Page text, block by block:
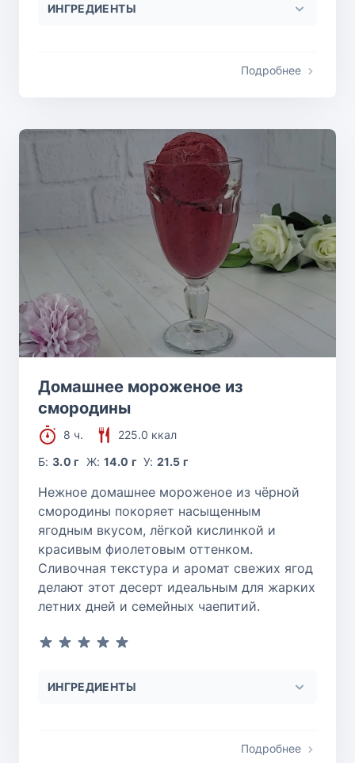
ИНГРЕДИЕНТЫ
Подробнее
Домашнее мороженое из
смородины
8 ч.
225.0 ккал
Б:3.0 г Ж: 14.0 г У:21.5 г
Нежное домашнее мороженое из чёрной
смородины покоряет насыщенным
ягодным вкусом, лёгкой кислинкой и
красивым фиолетовым оттенком.
Сливочная текстура и аромат свежих ягод
делают этот десерт идеальным для жарких
летних дней и семейных чаепитий.
ИНГРЕДИЕНТЫ
Подробнее